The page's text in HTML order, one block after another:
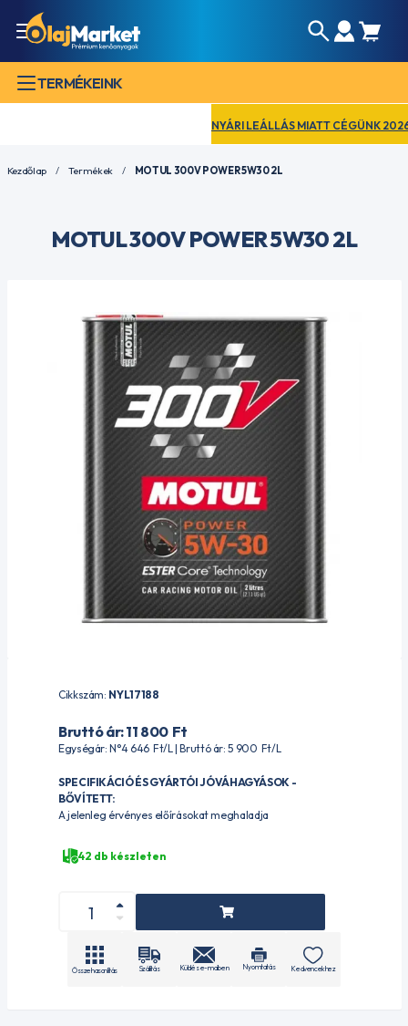
TERMÉKEINK
NYÁRI LEÁLLÁS MIATT CÉGÜNK 2026.
Kezdőlap Termékek MOTUL 300V POWER 5W30 2L
MOTUL 300V POWER 5W30 2L
Cikkszám: NYL17188
Bruttó ár: 11 800 Ft
Egységár: N°4 646 Ft/L | Bruttó ár: 5 900 Ft/L
SPECIFIKÁCIÓ ÉS GYÁRTÓI JÓVÁHAGYÁSOK -
BŐVÍTETT:
A jelenleg érvényes előírásokat meghaladja
42 db készleten
Összehasonlítás Szállítás Küldés e-mailben Nyomtatás Kedvencekhez